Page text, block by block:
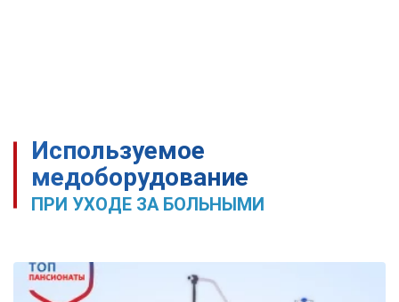
Используемое
медоборудование
ПРИ УХОДЕ ЗА БОЛЬНЫМИ
многофункциональная кровать